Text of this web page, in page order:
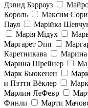
Дэвид Бэрроуз
Король
Максим
Паул
Марійка
Марія Мідух
Маргарет Эпп
Каретникава
Марина
Марина Шрейнер
Марк Бьюкенен
и Пэтти Вёклер
Марлин ЛеФевр
Финли
Марти